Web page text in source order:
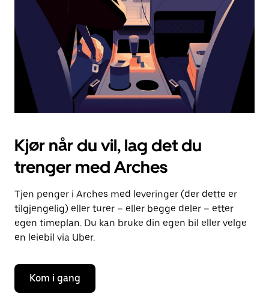
kalenderen.
Kjør når du vil, lag det du
trenger med Arches
Tjen penger i Arches med leveringer (der dette er
tilgjengelig) eller turer – eller begge deler – etter
egen timeplan. Du kan bruke din egen bil eller velge
en leiebil via Uber.
Kom i gang